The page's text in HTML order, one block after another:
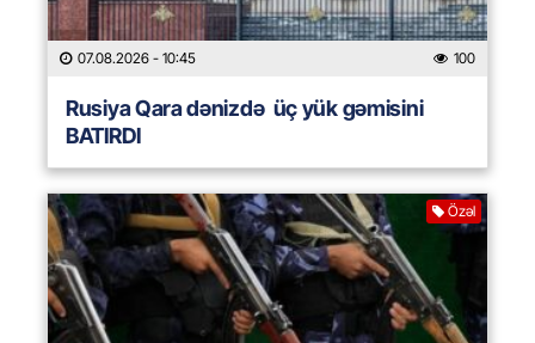
07.08.2026 - 10:45 100
Rusiya Qara dənizdə üç yük gəmisini
BATIRDI
Özəl